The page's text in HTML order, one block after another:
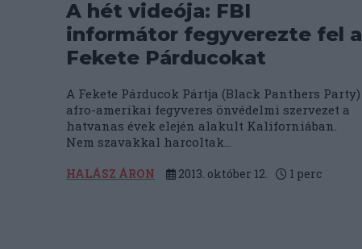
A hét videója: FBI
informátor fegyverezte fel a
Fekete Párducokat
A Fekete Párducok Pártja (Black Panthers Party)
afro-amerikai fegyveres önvédelmi szervezet a
hatvanas évek elején alakult Kaliforniában.
Nem szavakkal harcoltak...
HALÁSZ ÁRON 2013. október 12. 1 perc